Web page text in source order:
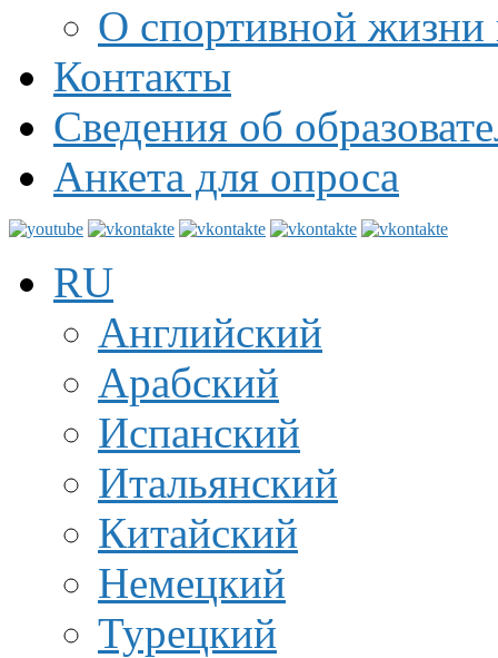
О спортивной жизни
Контакты
Сведения об
Анкета для опроса
RU
Английский
Арабский
Испанский
Итальянский
Китайский
Немецкий
Турецкий